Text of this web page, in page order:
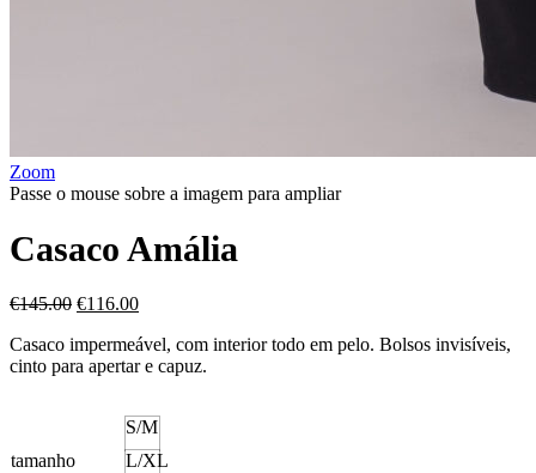
Zoom
Passe o mouse sobre a imagem para ampliar
Casaco Amália
€145.00 €116.00
Casaco impermeável, com interior todo em pelo. Bolsos invisíveis,
cinto para apertar e capuz.
tamanho
S/M
L/XL